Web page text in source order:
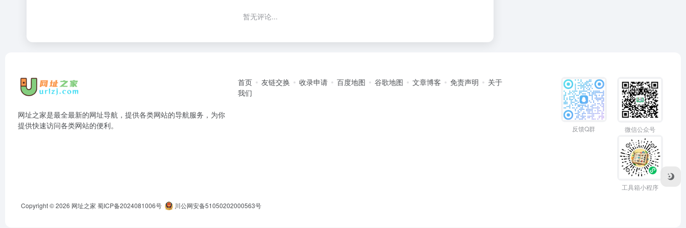
暂无评论...
网址之家是最全最新的网址导航，提供各类网站的导航服务，为你
提供快速访问各类网站的便利。
首页 友链交换 收录申请 百度地图 谷歌地图 文章博客 免责声明
关于
我们
反馈Q群 微信公众号
工具箱小程序
Copyright © 2026 网址之家 蜀ICP备2024081006号 川公网安备51050202000563号